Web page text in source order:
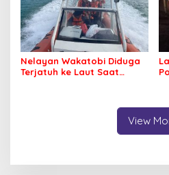
Nelayan Wakatobi Diduga
Terjatuh ke Laut Saat
View